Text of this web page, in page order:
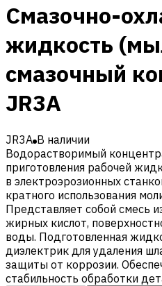
Смазочно-
жидкость
смазочный
JR3A
JR3A В наличии
Водорастворимый
приготовления рабочей
в электроэрозионных
кратного использования
Представляет собой смесь
жирных кислот,
воды. Подготовленная
диэлектрик для удаления
защиты от коррозии.
стабильность обработки